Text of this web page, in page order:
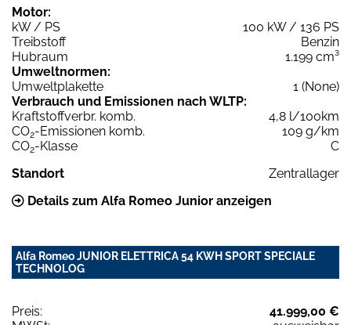
Motor:
kW / PS
100 kW / 136 PS
Treibstoff
Benzin
Hubraum
1.199 cm³
Umweltnormen:
Umweltplakette
1 (None)
Verbrauch und Emissionen nach WLTP:
Kraftstoffverbr. komb.
4,8 l/100km
CO2-Emissionen komb.
109 g/km
CO2-Klasse
C
Standort
Zentrallager
Details zum Alfa Romeo Junior anzeigen
Alfa Romeo JUNIOR ELETTRICA 54 KWH SPORT SPECIALE
TECHNOLOG
Preis:
41.999,00 €